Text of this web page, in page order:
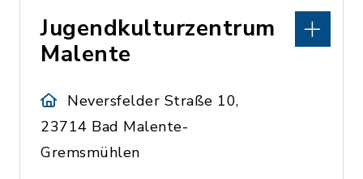
Jugendkulturzentrum
Malente
Neversfelder Straße 10,
23714 Bad Malente-
Gremsmühlen